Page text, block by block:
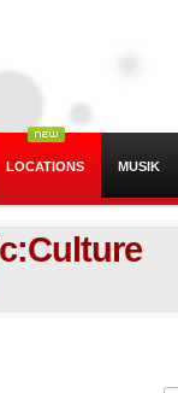
LOCATIONS MUSIK